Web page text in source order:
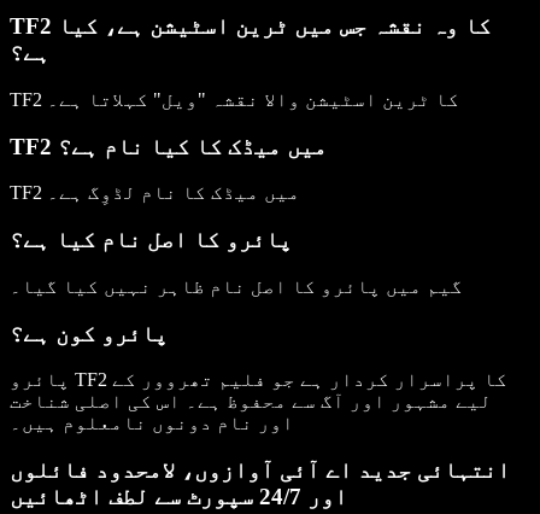
TF2 کا وہ نقشہ جس میں ٹرین اسٹیشن ہے، کیا
ہے؟
TF2 کا ٹرین اسٹیشن والا نقشہ "ویل" کہلاتا ہے۔
TF2 میں میڈک کا کیا نام ہے؟
TF2 میں میڈک کا نام لڈوِگ ہے۔
پائرو کا اصل نام کیا ہے؟
گیم میں پائرو کا اصل نام ظاہر نہیں کیا گیا۔
پائرو کون ہے؟
پائرو TF2 کا پراسرار کردار ہے جو فلیم تھروور کے
لیے مشہور اور آگ سے محفوظ ہے۔ اس کی اصلی شناخت
اور نام دونوں نامعلوم ہیں۔
انتہائی جدید اے آئی آوازوں، لامحدود فائلوں
اور 24/7 سپورٹ سے لطف اٹھائیں